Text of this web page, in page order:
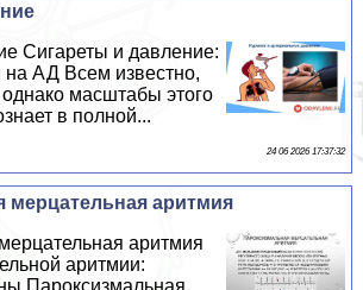
Сигареты и давление:
на АД Всем известно,
однако масштабы этого
в полной...
24 06 2026 17:37:32
мерцательная аритмия
аритмия
аритмии: